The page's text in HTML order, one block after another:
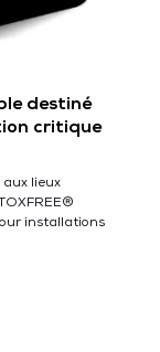
destiné
critique
lieux
installations